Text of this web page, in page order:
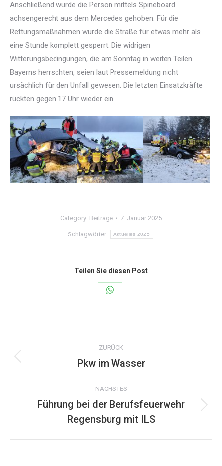
Anschließend wurde die Person mittels Spineboard
achsengerecht aus dem Mercedes gehoben. Für die
Rettungsmaßnahmen wurde die Straße für etwas mehr als
eine Stunde komplett gesperrt. Die widrigen
Witterungsbedingungen, die am Sonntag in weiten Teilen
Bayerns herrschten, seien laut Pressemeldung nicht
ursächlich für den Unfall gewesen. Die letzten Einsatzkräfte
rückten gegen 17 Uhr wieder ein.
Category: Beiträge 7. Januar 2025
Schlagwörter: Aktuelles 2025
Teilen Sie diesen Post
Share
Kommentarnavigation
ZURÜCK
Vorheriger
Pkw im Wasser
NÄCHSTES
Beitrag:
Führung bei der Berufsfeuerwehr
Regensburg mit ILS